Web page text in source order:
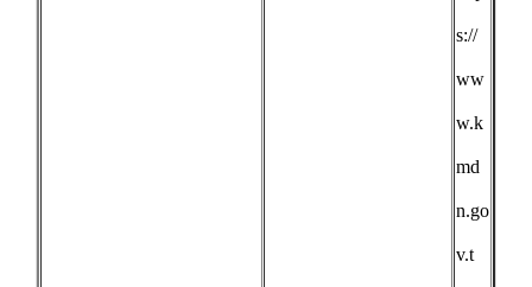
s://
ww
w.k
md
n.go
v.t